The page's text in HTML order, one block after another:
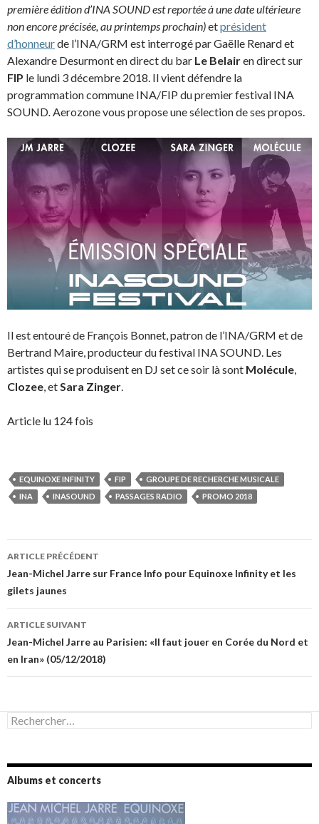
première édition d’INA SOUND est reportée à une date ultérieure
non encore précisée, au printemps prochain)etprésident
d’honneurde l’INA/GRM est interrogé par Gaëlle Renard et
Alexandre Desurmont en direct du bar Le Belairen direct sur
FIP le lundi 3 décembre 2018. Il vient défendre la
programmation commune INA/FIP du premier festival INA
SOUND.Aerozone vous propose une sélection de ses propos.
Il est entouré de François Bonnet, patron de l’INA/GRM et de
Bertrand Maire, producteur du festival INA SOUND. Les
artistes qui se produisent en DJ set ce soir là sont Molécule,
Clozee, etSara Zinger.
Article lu 124 fois
EQUINOXE INFINITY FIP
GROUPE DE RECHERCHE MUSICALE
INA
INASOUND PASSAGES RADIO PROMO 2018
Navigation
des
articles
ARTICLE PRÉCÉDENT
Jean-Michel Jarre sur France Info pour Equinoxe Infinity et les
gilets jaunes
ARTICLE SUIVANT
Jean-Michel Jarre au Parisien: «Il faut jouer en Corée du Nord et
en Iran» (05/12/2018)
Rechercher :
Albums et concerts